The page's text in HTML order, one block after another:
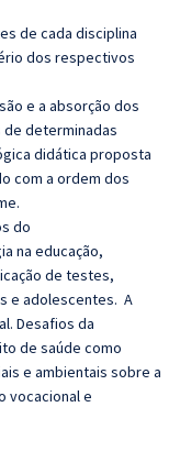
de cada disciplina
dos respectivos
e a absorção dos
determinadas
didática proposta
com a ordem dos
do
na educação,
de testes,
e adolescentes. A
Desafios da
de saúde como
e ambientais sobre a
vocacional e